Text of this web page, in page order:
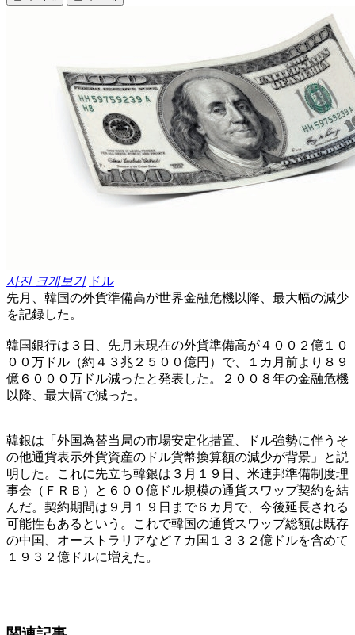
사진 크게보기 ドル
先月、韓国の外貨準備高が世界金融危機以降、最大幅の減少
を記録した。
韓国銀行は３日、先月末現在の外貨準備高が４００２億１０
００万ドル（約４３兆２５００億円）で、１カ月前より８９
億６０００万ドル減ったと発表した。２００８年の金融危機
以降、最大幅で減った。
韓銀は「外国為替当局の市場安定化措置、ドル強勢に伴うそ
の他通貨表示外貨資産のドル貨幣換算額の減少が背景」と説
明した。これに先立ち韓銀は３月１９日、米連邦準備制度理
事会（ＦＲＢ）と６００億ドル規模の通貨スワップ契約を結
んだ。契約期間は９月１９日まで６カ月で、今後延長される
可能性もあるという。これで韓国の通貨スワップ総額は既存
の中国、オーストラリアなど７カ国１３３２億ドルを含めて
１９３２億ドルに増えた。